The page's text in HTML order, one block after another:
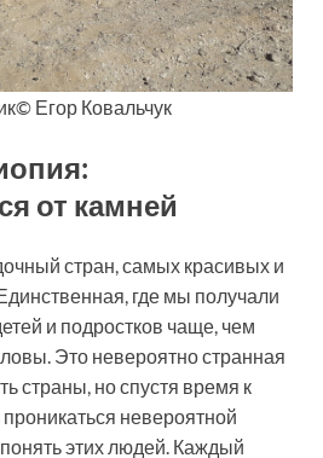
Егор Ковальчук
от камней
стран, самых красивых и
где мы получали
и подростков чаще, чем
Это невероятно странная
страны, но спустя время к
невероятной
этих людей. Каждый